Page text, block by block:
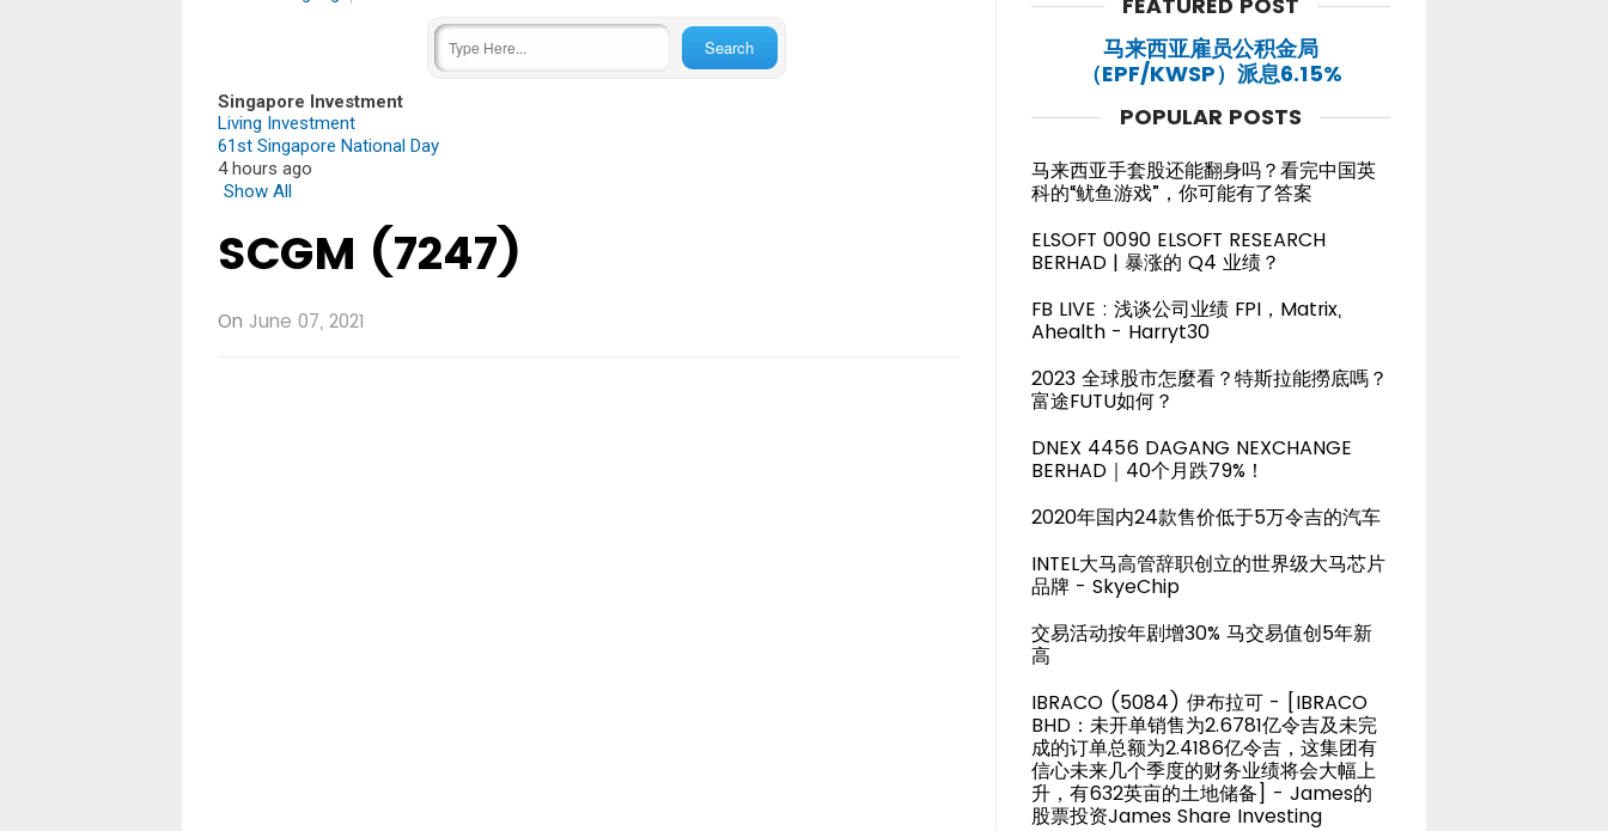
Singapore Investment
Living Investment
61st Singapore National Day
4 hours ago
Show All
SCGM (7247)
On June 07, 2021
马来西亚雇员公积金局
（EPF/KWSP）派息6.15%
POPULAR POSTS
马来西亚手套股还能翻身吗？看完中国英
科的“鱿鱼游戏”，你可能有了答案
ELSOFT 0090 ELSOFT RESEARCH
BERHAD | 暴涨的 Q4 业绩？
FB LIVE : 浅谈公司业绩 FPI，Matrix,
Ahealth - Harryt30
2023 全球股市怎麼看？特斯拉能撈底嗎？
富途FUTU如何？
DNEX 4456 DAGANG NEXCHANGE
BERHAD｜40个月跌79%！
2020年国内24款售价低于5万令吉的汽车
INTEL大马高管辞职创立的世界级大马芯片
品牌 - SkyeChip
交易活动按年剧增30% 马交易值创5年新
高
IBRACO (5084) 伊布拉可 - [IBRACO
BHD：未开单销售为2.6781亿令吉及未完
成的订单总额为2.4186亿令吉，这集团有
信心未来几个季度的财务业绩将会大幅上
升，有632英亩的土地储备] - James的
股票投资James Share Investing